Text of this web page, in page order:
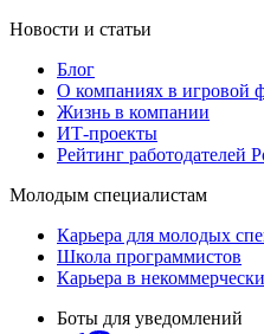
Новости и статьи
Блог
О компаниях в игровой
Жизнь в компании
ИТ-проекты
Рейтинг работодателей
Молодым специалистам
Карьера для молодых
Школа программистов
Карьера в
Боты для уведомлений